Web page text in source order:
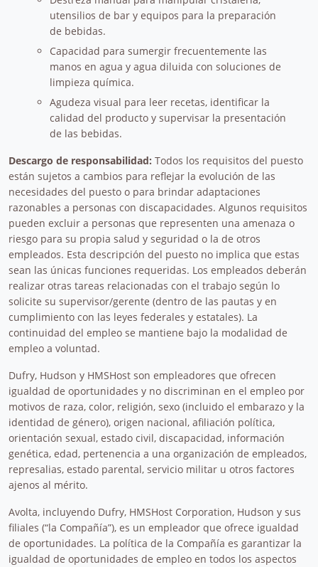
utensilios de bar y equipos para la preparación
de bebidas.
Capacidad para sumergir frecuentemente las
manos en agua y agua diluida con soluciones de
limpieza química.
Agudeza visual para leer recetas, identificar la
calidad del producto y supervisar la presentación
de las bebidas.
Descargo de responsabilidad: Todos los requisitos del puesto
están sujetos a cambios para reflejar la evolución de las
necesidades del puesto o para brindar adaptaciones
razonables a personas con discapacidades. Algunos requisitos
pueden excluir a personas que representen una amenaza o
riesgo para su propia salud y seguridad o la de otros
empleados. Esta descripción del puesto no implica que estas
sean las únicas funciones requeridas. Los empleados deberán
realizar otras tareas relacionadas con el trabajo según lo
solicite su supervisor/gerente (dentro de las pautas y en
cumplimiento con las leyes federales y estatales). La
continuidad del empleo se mantiene bajo la modalidad de
empleo a voluntad.
Dufry, Hudson y HMSHost son empleadores que ofrecen
igualdad de oportunidades y no discriminan en el empleo por
motivos de raza, color, religión, sexo (incluido el embarazo y la
identidad de género), origen nacional, afiliación política,
orientación sexual, estado civil, discapacidad, información
genética, edad, pertenencia a una organización de empleados,
represalias, estado parental, servicio militar u otros factores
ajenos al mérito.
Avolta, incluyendo Dufry, HMSHost Corporation, Hudson y sus
filiales (“la Compañía”), es un empleador que ofrece igualdad
de oportunidades. La política de la Compañía es garantizar la
igualdad de oportunidades de empleo en todos los aspectos